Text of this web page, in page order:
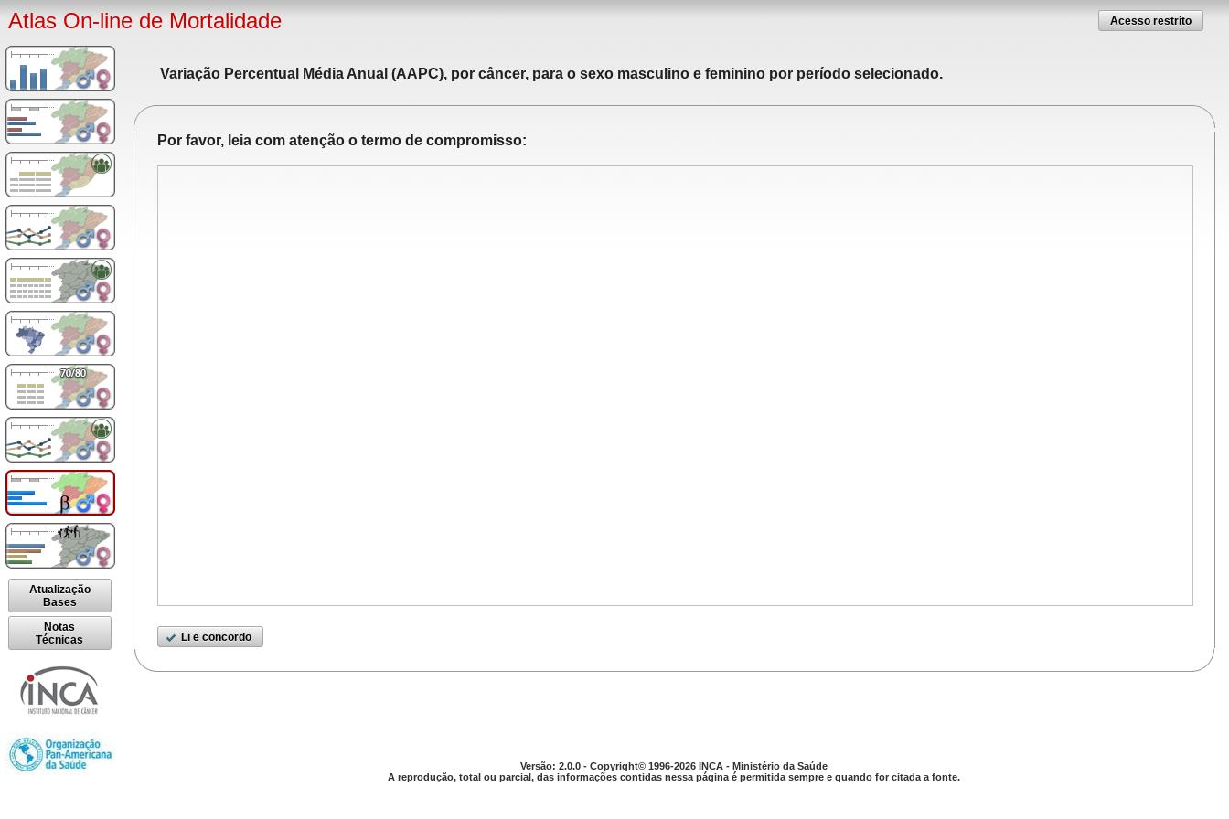
Atlas On-line de Mortalidade Acesso restrito
Atualização
Bases
Notas
Técnicas
Variação Percentual Média Anual (AAPC), por câncer, para o sexo masculino e feminino por período selecionado.
Por favor, leia com atenção o termo de compromisso:
Li e concordo
Versão: 2.0.0 - Copyright© 1996-2026 INCA - Ministério da Saúde
A reprodução, total ou parcial, das informações contidas nessa página é permitida sempre e quando for citada a fonte.